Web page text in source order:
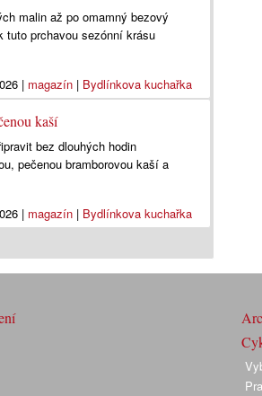
malin až po omamný bezový
prchavou sezónní krásu
| magazín| Bydlínkova kuchařka
kaší
bez dlouhých hodin
pečenou bramborovou kaší a
| magazín| Bydlínkova kuchařka